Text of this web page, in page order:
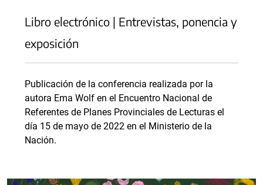
Libro electrónico | Entrevistas, ponencia y
exposición
Publicación de la conferencia realizada por la
autora Ema Wolf en el Encuentro Nacional de
Referentes de Planes Provinciales de Lecturas el
día 15 de mayo de 2022 en el Ministerio de la
Nación.